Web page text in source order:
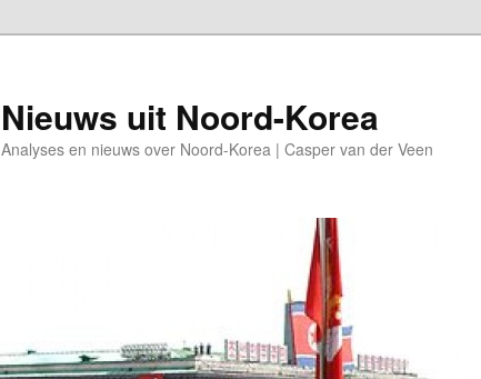
Nieuws uit Noord-Korea
Analyses en nieuws over Noord-Korea | Casper van der Veen